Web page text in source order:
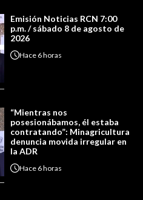
Emisión Noticias RCN 7:00
p.m. / sábado 8 de agosto de
2026
Hace 6 horas
“Mientras nos
posesionábamos, él estaba
contratando”: Minagricultura
denuncia movida irregular en
la ADR
Hace 6 horas